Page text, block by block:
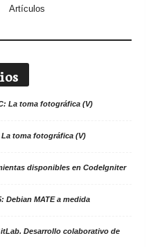
Artículos
La toma fotográfica (V)
toma fotográfica (V)
disponibles en CodeIgniter
Debian MATE a medida
Desarrollo colaborativo de